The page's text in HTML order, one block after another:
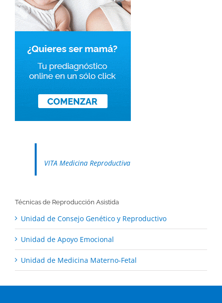
VITA Medicina Reproductiva
Técnicas de Reproducción Asistida
Unidad de Consejo Genético y Reproductivo
Unidad de Apoyo Emocional
Unidad de Medicina Materno-Fetal